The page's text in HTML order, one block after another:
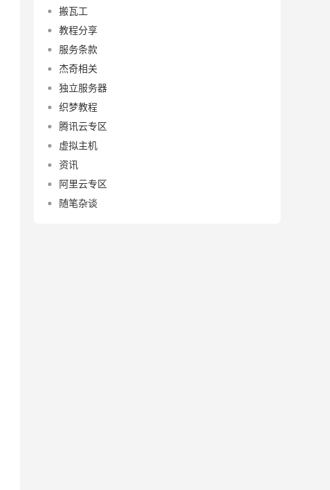
搬瓦工
教程分享
服务条款
杰奇相关
独立服务器
织梦教程
腾讯云专区
虚拟主机
资讯
阿里云专区
随笔杂谈